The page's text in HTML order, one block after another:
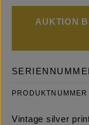
AUKTION
PRODUKTNUMMER
Vintage silver